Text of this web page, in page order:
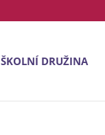
ŠKOLNÍ DRUŽINA